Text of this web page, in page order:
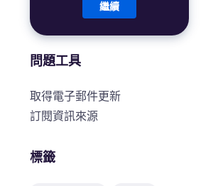
繼續
問題工具
取得電子郵件更新
訂閱資訊來源
標籤